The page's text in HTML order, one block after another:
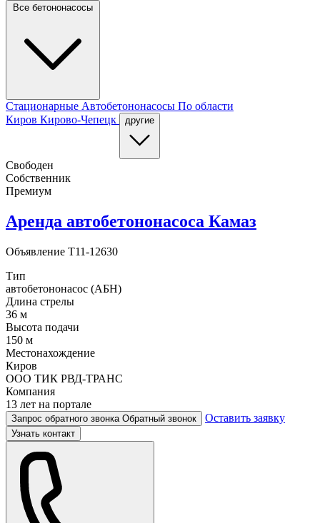
Все бетононасосы
Стационарные Автобетононасосы По области
Киров Кирово-Чепецк другие
Свободен
Собственник
Премиум
Аренда автобетононасоса Камаз
Объявление T11-12630
Тип
автобетононасос (АБН)
Длина стрелы
36 м
Высота подачи
150 м
Местонахождение
Киров
ООО ТИК РВД-ТРАНС
Компания
13 лет на портале
Запрос обратного звонка Обратный звонок Оставить заявку
Узнать контакт